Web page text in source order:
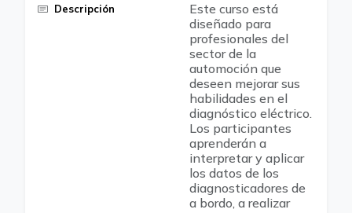
Descripción
Este curso está
diseñado para
profesionales del
sector de la
automoción que
deseen mejorar sus
habilidades en el
diagnóstico eléctrico.
Los participantes
aprenderán a
interpretar y aplicar
los datos de los
diagnosticadores de
a bordo, a realizar